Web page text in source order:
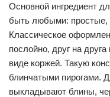
Основной ингредиент
быть любыми: простые,
Классическое
послойно, друг на
виде коржей. Такую
блинчатыми пирогами.
выкладывают блины,